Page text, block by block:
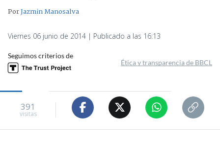
PorJazmin Manosalva
Viernes 06 junio de 2014 | Publicado a las 16:13
Seguimos criterios de
Ética y transparencia de BBCL
391
visitas